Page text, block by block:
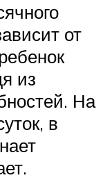
от
из
На
в